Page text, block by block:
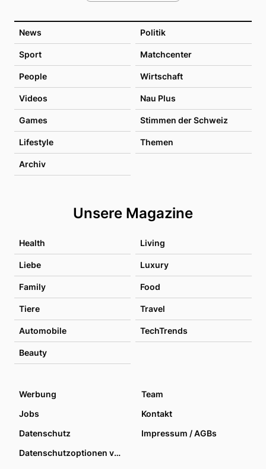
News Politik
Sport Matchcenter
People Wirtschaft
Videos Nau Plus
Games Stimmen der Schweiz
Lifestyle Themen
Archiv
Unsere Magazine
Health Living
Liebe Luxury
Family Food
Tiere Travel
Automobile TechTrends
Beauty
Werbung
Team
Jobs
Kontakt
Datenschutz
Impressum / AGBs
Datenschutzoptionen verwalten